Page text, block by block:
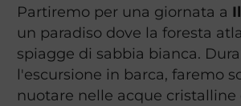
Partiremo per una giornata a
un paradiso dove la foresta
spiagge di sabbia bianca.
l'escursione in barca, faremo
nuotare nelle acque cristalline